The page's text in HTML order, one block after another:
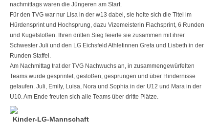
nachmittags waren die Jüngeren am Start.
Für den TVG war nur Lisa in der w13 dabei, sie holte sich die Titel im
Hürdensprint und Hochsprung, dazu Vizemeisterin Flachsprint, 6 Runden
und Kugelstoßen. Ihren dritten Sieg feierte sie zusammen mit ihrer
Schwester Juli und den LG Eichsfeld Athletinnen Greta und Lisbeth in der
Runden Staffel.
Am Nachmittag trat der TVG Nachwuchs an, in zusammengewürfelten
Teams wurde gesprintet, gestoßen, gesprungen und über Hindernisse
gelaufen. Juli, Emily, Luisa, Nora und Sophia in der U12 und Mara in der
U10. Am Ende freuten sich alle Teams über dritte Plätze.
Kinder-LG-Mannschaft